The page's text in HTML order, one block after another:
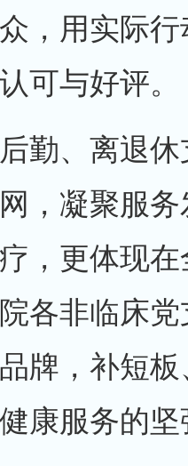
，用实际
可与好评。
勤、离退
，凝聚服
，更体现
各非临床
牌，补短
康服务的